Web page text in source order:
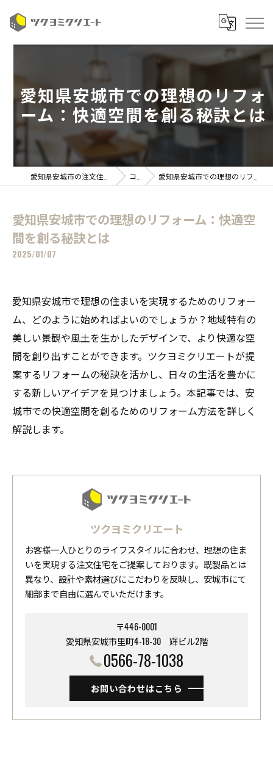
愛知県安城市での理想のリフォ
ーム：快適空間を創る秘訣とは
コラム 愛知県安城市での理想のリフォーム：快適空間を創る秘訣とは
愛知県安城市での理想のリフォーム：快適空
間を創る秘訣とは
2025/01/07
愛知県安城市で理想の住まいを実現するためのリフォー
ム、どのように始めればよいのでしょうか？地域特有の
美しい景観や風土を生かしたデザインで、より快適な空
間を創り出すことができます。ツクヨミクリエートが提
案するリフォームの秘訣を活かし、日々の生活を豊かに
する新しいアイデアを見つけましょう。本記事では、安
城市での快適空間を創るためのリフォーム方法を詳しく
解説します。
ツクヨミクリエート
お客様一人ひとりのライフスタイルに合わせ、理想の住ま
いを実現する注文住宅をご提案しております。既製品とは
異なり、設計や素材選びにこだわりを反映し、安城市にて
細部まで自由に選んでいただけます。
〒446-0001
愛知県安城市里町4-18-30 ​​​​​​​輝ビル2階
0566-78-1038
お問い合わせはこちら